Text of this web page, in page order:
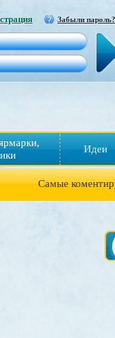
Забыли пароль?
Идеи
Самые